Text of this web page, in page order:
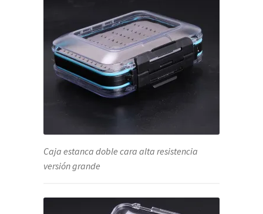
Caja estanca doble cara alta resistencia
versión grande